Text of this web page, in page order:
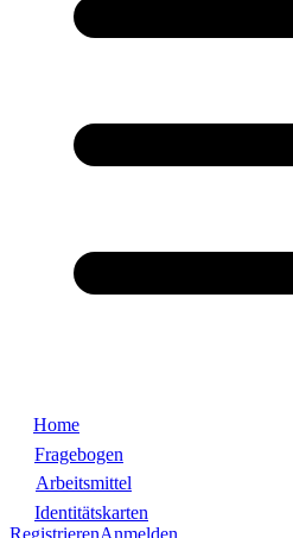
Home
Fragebogen
Arbeitsmittel
Identitätskarten
RegistrierenAnmelden